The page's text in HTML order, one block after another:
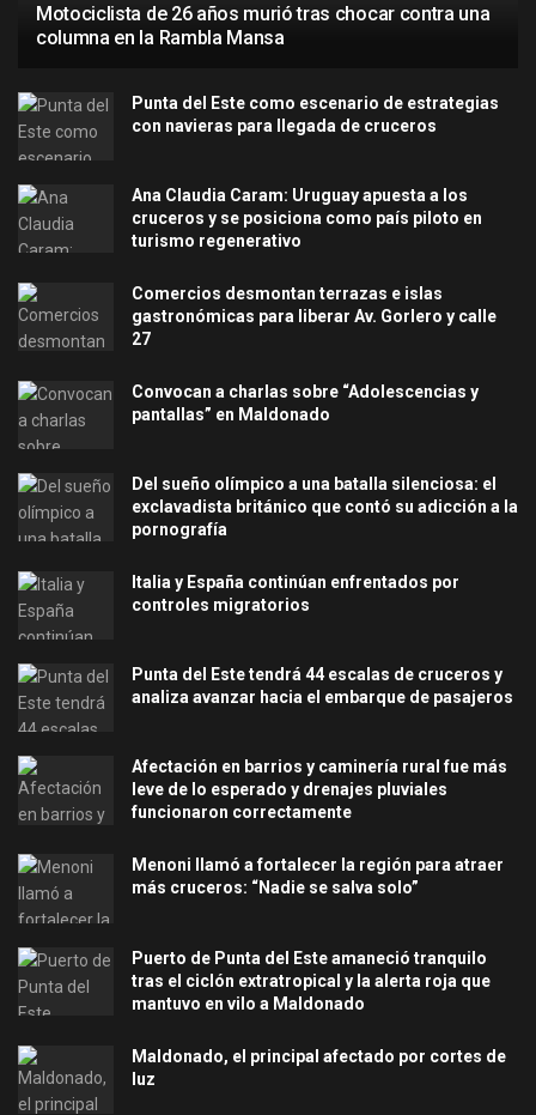
Motociclista de 26 años murió tras chocar contra una
columna en la Rambla Mansa
Punta del Este como escenario de estrategias
con navieras para llegada de cruceros
Ana Claudia Caram: Uruguay apuesta a los
cruceros y se posiciona como país piloto en
turismo regenerativo
Comercios desmontan terrazas e islas
gastronómicas para liberar Av. Gorlero y calle
27
Convocan a charlas sobre “Adolescencias y
pantallas” en Maldonado
Del sueño olímpico a una batalla silenciosa: el
exclavadista británico que contó su adicción a la
pornografía
Italia y España continúan enfrentados por
controles migratorios
Punta del Este tendrá 44 escalas de cruceros y
analiza avanzar hacia el embarque de pasajeros
Afectación en barrios y caminería rural fue más
leve de lo esperado y drenajes pluviales
funcionaron correctamente
Menoni llamó a fortalecer la región para atraer
más cruceros: “Nadie se salva solo”
Puerto de Punta del Este amaneció tranquilo
tras el ciclón extratropical y la alerta roja que
mantuvo en vilo a Maldonado
Maldonado, el principal afectado por cortes de
luz